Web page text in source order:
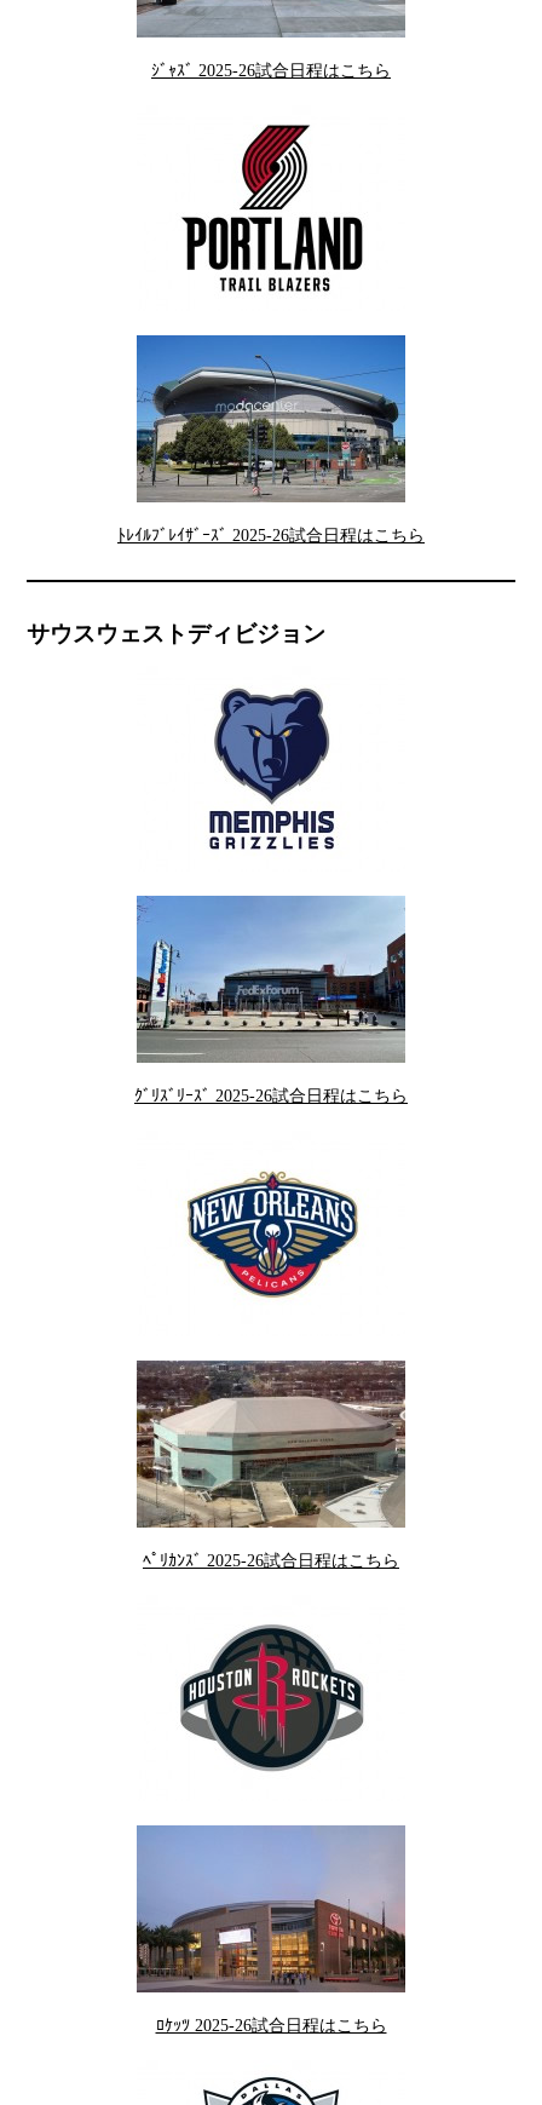
ｼﾞｬｽﾞ 2025-26試合日程はこちら
ﾄﾚｲﾙﾌﾞﾚｲｻﾞｰｽﾞ 2025-26試合日程はこちら
サウスウェストディビジョン
ｸﾞﾘｽﾞﾘｰｽﾞ 2025-26試合日程はこちら
ﾍﾟﾘｶﾝｽﾞ 2025-26試合日程はこちら
ﾛｹｯﾂ 2025-26試合日程はこちら